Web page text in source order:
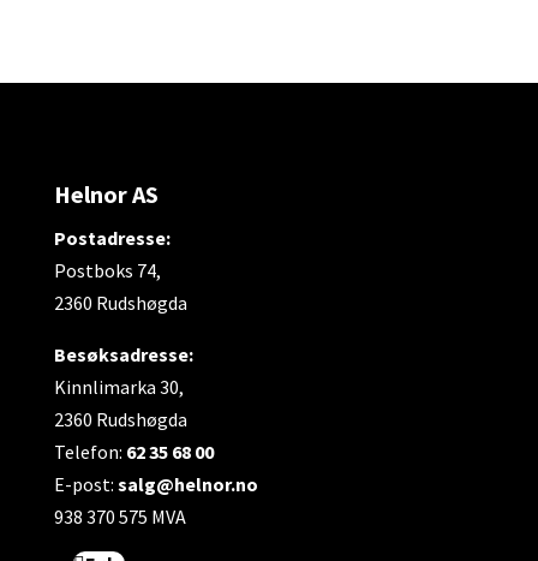
Helnor AS
Postadresse:
Postboks 74,
2360 Rudshøgda
Besøksadresse:
Kinnlimarka 30,
2360 Rudshøgda
Telefon: 62 35 68 00
E-post: salg@helnor.no
938 370 575 MVA